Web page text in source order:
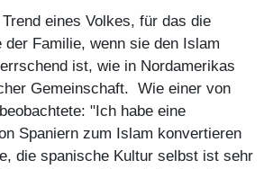
eines Volkes, für das die
der Familie, wenn sie den Islam
ist, wie in Nordamerikas
Gemeinschaft. Wie einer von
"Ich habe eine
Spaniern zum Islam konvertieren
die spanische Kultur selbst ist sehr